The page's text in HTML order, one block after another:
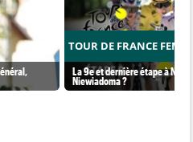
TOUR DE FRANCE
La 9e et dernière étape à
Niewiadoma ?